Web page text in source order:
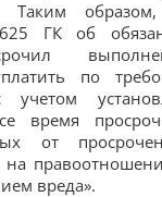
Таким
ГК об
по
время
от
на
вреда».